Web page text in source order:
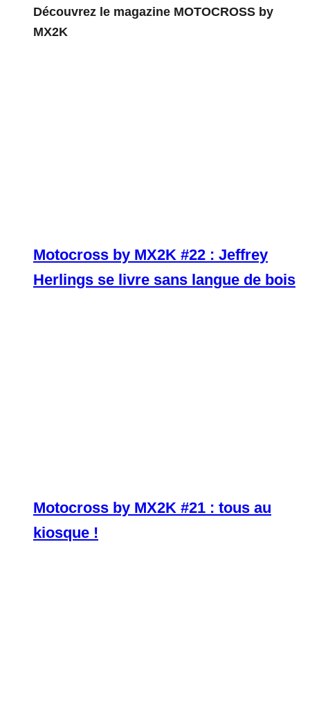
Découvrez le magazine MOTOCROSS by
MX2K
Motocross by MX2K #22 : Jeffrey
Herlings se livre sans langue de bois
Motocross by MX2K #21 : tous au
kiosque !